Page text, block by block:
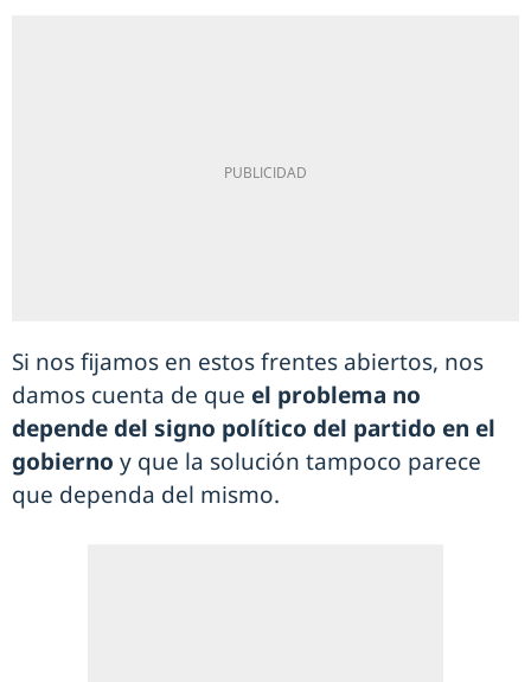
Si nos fijamos en estos frentes abiertos, nos
damos cuenta de que el problema no
depende del signo político del partido en el
gobierno y que la solución tampoco parece
que dependa del mismo.